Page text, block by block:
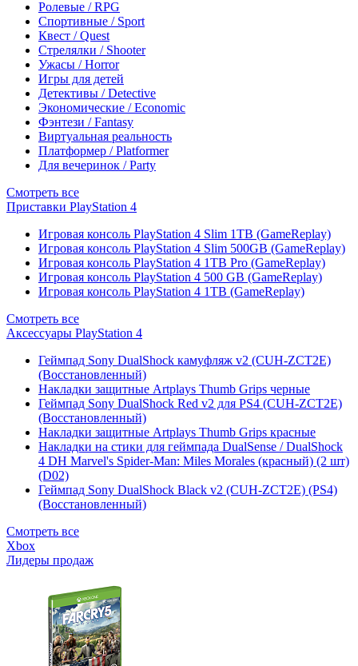
Ролевые / RPG
Спортивные / Sport
Квест / Quest
Стрелялки / Shooter
Ужасы / Horror
Игры для детей
Детективы / Detective
Экономические / Economic
Фэнтези / Fantasy
Виртуальная реальность
Платформер / Platformer
Для вечеринок / Party
Смотреть все
Приставки PlayStation 4
Игровая консоль PlayStation 4 Slim 1TB (GameReplay)
Игровая консоль PlayStation 4 Slim 500GB (GameReplay)
Игровая консоль PlayStation 4 1TB Pro (GameReplay)
Игровая консоль PlayStation 4 500 GB (GameReplay)
Игровая консоль PlayStation 4 1TB (GameReplay)
Смотреть все
Аксессуары PlayStation 4
Геймпад Sony DualShock камуфляж v2 (CUH-ZCT2E)
(Восстановленный)
Накладки защитные Artplays Thumb Grips черные
Геймпад Sony DualShock Red v2 для PS4 (CUH-ZCT2E)
(Восстановленный)
Накладки защитные Artplays Thumb Grips красные
Накладки на стики для геймпада DualSense / DualShock
4 DH Marvel's Spider-Man: Miles Morales (красный) (2 шт)
(D02)
Геймпад Sony DualShock Black v2 (CUH-ZCT2E) (PS4)
(Восстановленный)
Смотреть все
Xbox
Лидеры продаж